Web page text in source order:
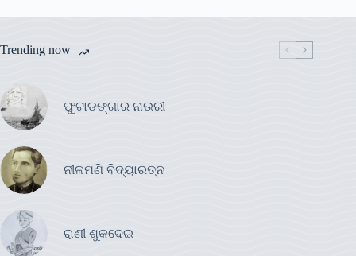
Trending now
ଫୁଟାଡଙ୍ଗାର ନାଉରୀ
ନୀଳମଣି ବିଦ୍ୟାରତ୍ନ
ରାଣୀ ଶୁକଦେଇ